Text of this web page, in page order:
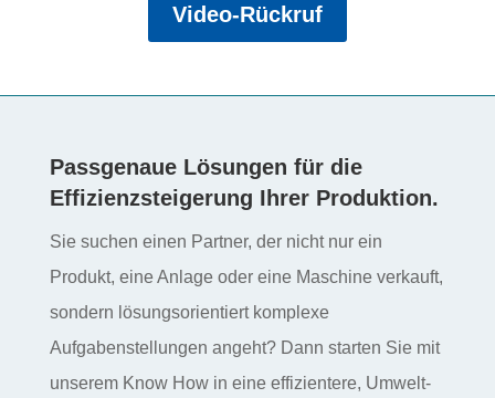
Video-Rückruf
Passgenaue Lösungen für die
Effizienzsteigerung Ihrer Produktion.
Sie suchen einen Partner, der nicht nur ein
Produkt, eine Anlage oder eine Maschine verkauft,
sondern lösungs­orientiert komplexe
Aufgabenstellungen angeht? Dann starten Sie mit
unserem Know How in eine effizientere, Umwelt-